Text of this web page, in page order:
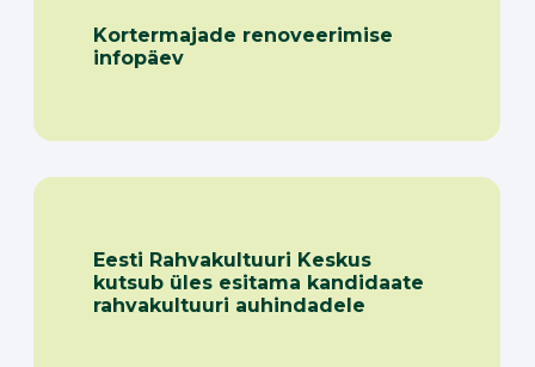
Kortermajade renoveerimise
infopäev
Eesti Rahvakultuuri Keskus
kutsub üles esitama kandidaate
rahvakultuuri auhindadele